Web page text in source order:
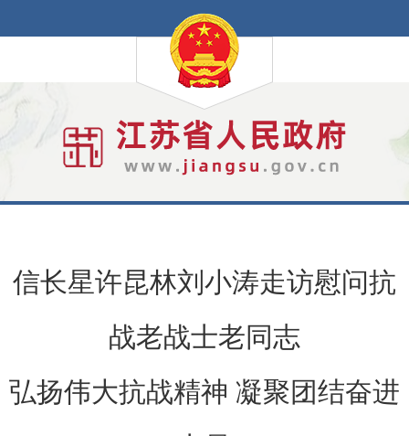
信长星许昆林刘小涛走访慰问抗
战老战士老同志
弘扬伟大抗战精神 凝聚团结奋进